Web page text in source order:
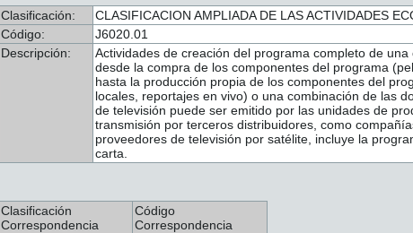
Clasificación:
CLASIFICACION AMPLIADA DE LAS ACTIVIDADES
Código:
J6020.01
Descripción:
Actividades de creación del programa completo de
desde la compra de los componentes del programa
hasta la producción propia de los componentes del
locales, reportajes en vivo) o una combinación de las
de televisión puede ser emitido por las unidades de
transmisión por terceros distribuidores, como
proveedores de televisión por satélite, incluye la
carta.
Clasificación
Correspondencia
Código
Correspondencia